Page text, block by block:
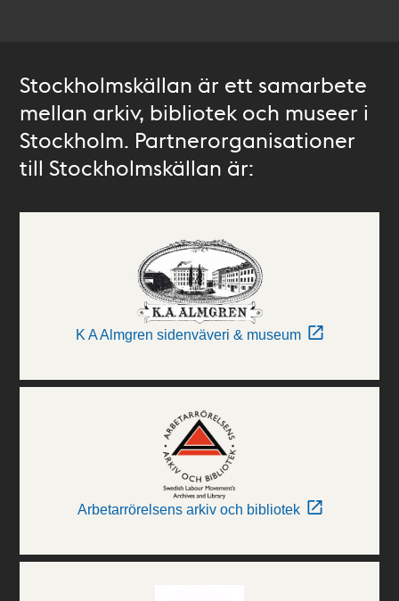
Stockholmskällan är ett samarbete
mellan arkiv, bibliotek och museer i
Stockholm. Partnerorganisationer
till Stockholmskällan är:
K A Almgren sidenväveri & museum
Arbetarrörelsens arkiv och bibliotek